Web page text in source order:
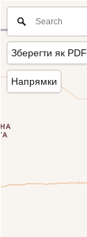
Зберегти як PDF
Напрямки